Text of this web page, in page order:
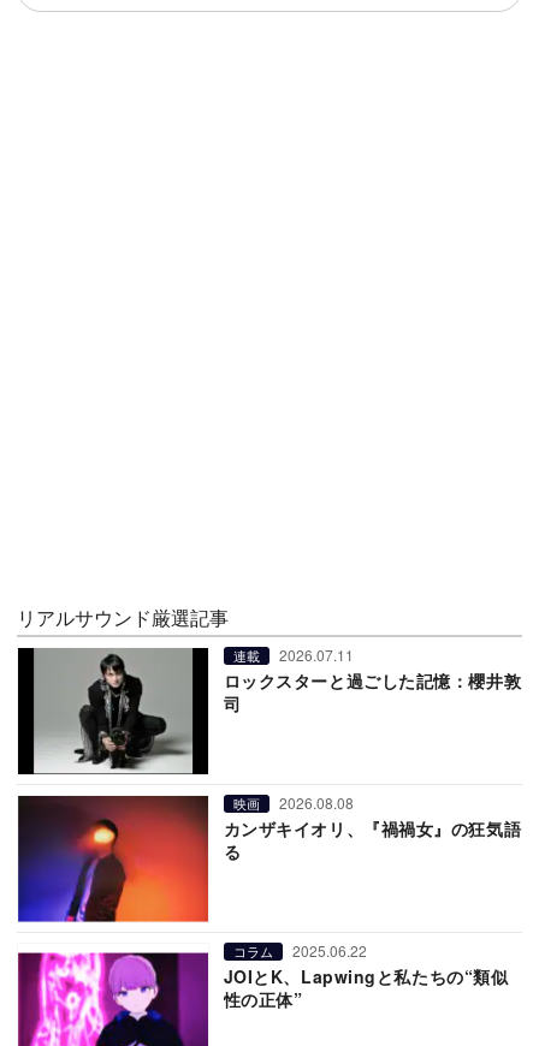
リアルサウンド厳選記事
連載 2026.07.11
ロックスターと過ごした記憶：櫻井敦
司
映画 2026.08.08
カンザキイオリ、『禍禍女』の狂気語
る
コラム 2025.06.22
JOIとK、Lapwingと私たちの“類似
性の正体”